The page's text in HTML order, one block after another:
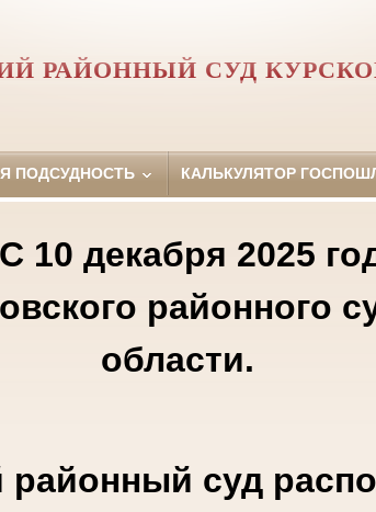
РАЙОННЫЙ СУД
ПОДСУДНОСТЬ КАЛЬКУЛЯТОР
10 декабря 2025
районного
области.
районный суд